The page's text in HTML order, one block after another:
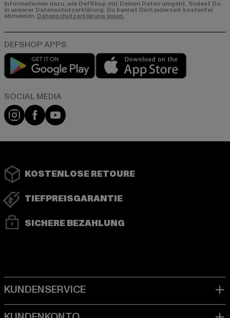
Informationen dazu, wie DefShop mit Deinen Daten umgeht, findest Du
in unserer Datenschutzerklärung. Du kannst Dich jederzeit kostenfei
abmelden. Datenschutzerklärung lesen.
Play market
Instagram
FacebookYouTube
KOSTENLOSE RETOURE
TIEFPREISGARANTIE
SICHERE BEZAHLUNG